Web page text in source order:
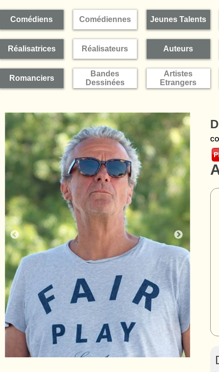
Comédiens Comédiennes Jeunes Talents
Réalisatrices Réalisateurs Auteurs
Romanciers
Bandes
Dessinées
Artistes
Etrangers